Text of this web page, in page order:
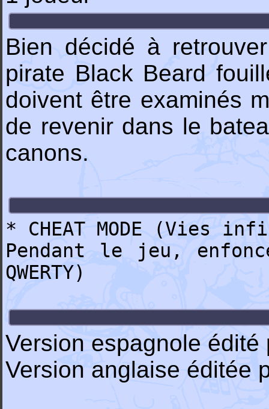
Bien décidé à
pirate Black Beard
doivent être examinés
de revenir dans le
canons.
* CHEAT MODE (Vies
Pendant le jeu,
QWERTY)
Version espagnole
Version anglaise éditée